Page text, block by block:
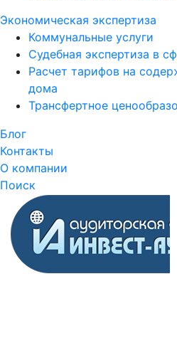
Экономическая экспертиза
Коммунальные услуги
Судебная экспертиза в
Расчет тарифов на
дома
Трансфертное
Блог
Контакты
О компании
Поиск